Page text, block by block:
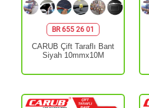
BR 655 26 01
CARUB Çift Taraflı Bant
Siyah 10mmx10M